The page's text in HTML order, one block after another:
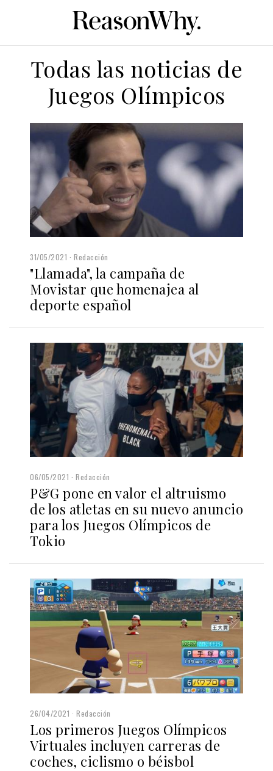
Todas las noticias de
Juegos Olímpicos
31/05/2021 Redacción
"Llamada", la campaña de
Movistar que homenajea al
deporte español
06/05/2021 Redacción
P&G pone en valor el altruismo
de los atletas en su nuevo anuncio
para los Juegos Olímpicos de
Tokio
26/04/2021 Redacción
Los primeros Juegos Olímpicos
Virtuales incluyen carreras de
coches, ciclismo o béisbol